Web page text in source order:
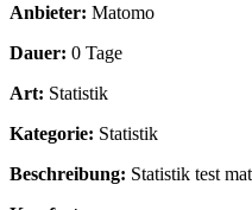
Anbieter: Matomo
Dauer: 0 Tage
Art: Statistik
Kategorie: Statistik
Beschreibung: Statistik test